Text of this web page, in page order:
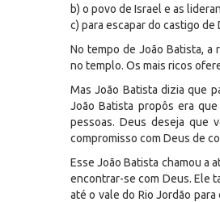
b) o povo de Israel e as
c) para escapar do castigo
No tempo de João Batista, a
no templo. Os mais ricos
Mas João Batista dizia que
João Batista propôs era
pessoas. Deus deseja que
compromisso com Deus de
Esse João Batista chamou a
encontrar-se com Deus. Ele
até o vale do Rio Jordão